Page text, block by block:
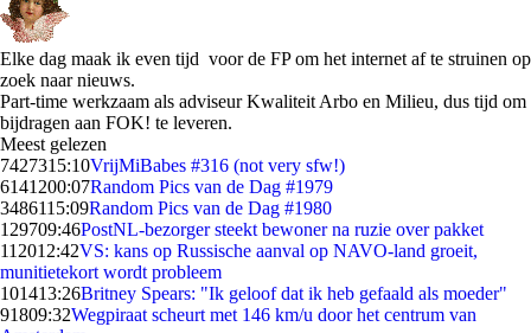
Elke dag maak ik even tijd voor de FP om het internet af te struinen op
zoek naar nieuws.
Part-time werkzaam als adviseur Kwaliteit Arbo en Milieu, dus tijd om
bijdragen aan FOK! te leveren.
Meest gelezen
7427315:10VrijMiBabes #316 (not very sfw!)
6141200:07Random Pics van de Dag #1979
3486115:09Random Pics van de Dag #1980
129709:46PostNL-bezorger steekt bewoner na ruzie over pakket
112012:42VS: kans op Russische aanval op NAVO-land groeit,
munitietekort wordt probleem
101413:26Britney Spears: "Ik geloof dat ik heb gefaald als moeder"
91809:32Wegpiraat scheurt met 146 km/u door het centrum van